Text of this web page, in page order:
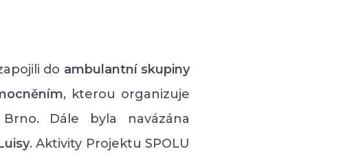
do ambulantní skupiny
, kterou organizuje
Dále byla navázána
. Aktivity Projektu SPOLU